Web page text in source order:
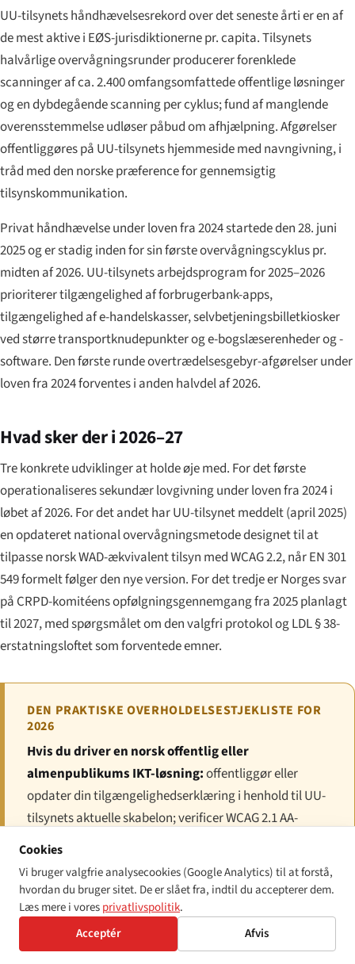
UU-tilsynets håndhævelsesrekord over det seneste årti er en af
de mest aktive i EØS-jurisdiktionerne pr. capita. Tilsynets
halvårlige overvågningsrunder producerer forenklede
scanninger af ca. 2.400 omfangsomfattede offentlige løsninger
og en dybdegående scanning per cyklus; fund af manglende
overensstemmelse udløser påbud om afhjælpning. Afgørelser
offentliggøres på UU-tilsynets hjemmeside med navngivning, i
tråd med den norske præference for gennemsigtig
tilsynskommunikation.
Privat håndhævelse under loven fra 2024 startede den 28. juni
2025 og er stadig inden for sin første overvågningscyklus pr.
midten af 2026. UU-tilsynets arbejdsprogram for 2025–2026
prioriterer tilgængelighed af forbrugerbank-apps,
tilgængelighed af e-handelskasser, selvbetjeningsbilletkiosker
ved større transportknudepunkter og e-bogslæserenheder og -
software. Den første runde overtrædelsesgebyr-afgørelser under
loven fra 2024 forventes i anden halvdel af 2026.
Hvad sker der i 2026–27
Tre konkrete udviklinger at holde øje med. For det første
operationaliseres sekundær lovgivning under loven fra 2024 i
løbet af 2026. For det andet har UU-tilsynet meddelt (april 2025)
en opdateret national overvågningsmetode designet til at
tilpasse norsk WAD-ækvivalent tilsyn med WCAG 2.2, når EN 301
549 formelt følger den nye version. For det tredje er Norges svar
på CRPD-komitéens opfølgningsgennemgang fra 2025 planlagt
til 2027, med spørgsmålet om den valgfri protokol og LDL § 38-
erstatningsloftet som forventede emner.
DEN PRAKTISKE OVERHOLDELSESTJEKLISTE FOR
2026
Hvis du driver en norsk offentlig eller
almenpublikums IKT-løsning:offentliggør eller
opdater din tilgængelighedserklæring i henhold til UU-
tilsynets aktuelle skabelon; verificer WCAG 2.1 AA-
overensstemmelse via EN 301 549 v3.2.1; indgiv
Hvis du placerer et omfangsomfattet produkt på
det norske marked:sammensæt den tekniske fil, der
kræves under bekendtgørelsen fra 2025; affix CE-
Cookies
Vi bruger valgfrie analysecookies (Google Analytics) til at forstå,
hvordan du bruger sitet. De er slået fra, indtil du accepterer dem.
Læs mere i voresprivatlivspolitik.
Acceptér
Afvis